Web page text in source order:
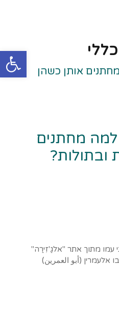
כללי
למה מחתנים
ובתולות?
עמו מתוך אתר "אלגַ'זִירַה"
אלעמרין (أبو العمرين)